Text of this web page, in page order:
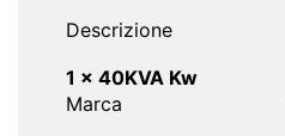
Descrizione
1 x 40KVA Kw
Marca